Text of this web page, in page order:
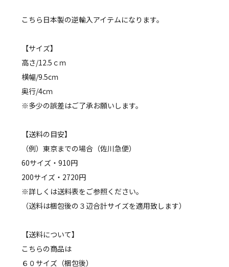
こちら日本製の逆輸入アイテムになります。
【サイズ】
高さ/12.5ｃｍ
横幅/9.5cｍ
奥行/4cｍ
※多少の誤差はご了承お願いします。
【送料の目安】
（例）東京までの場合（佐川急便）
60サイズ・910円
200サイズ・2720円
※詳しくは送料表をご参照ください。
（送料は梱包後の３辺合計サイズを適用致します）
【送料について】
こちらの商品は
６０サイズ（梱包後）